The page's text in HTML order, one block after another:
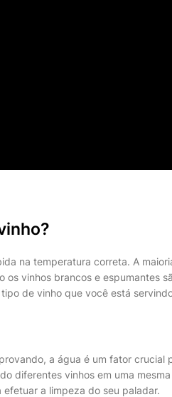
na temperatura correta. A
vinhos brancos e espumantes
de vinho que você está
a água é um fator crucial
diferentes vinhos em uma
a limpeza do seu paladar.